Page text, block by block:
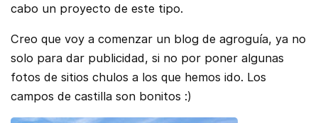
cabo un proyecto de este tipo.
Creo que voy a comenzar un blog de agroguía, ya no
solo para dar publicidad, si no por poner algunas
fotos de sitios chulos a los que hemos ido. Los
campos de castilla son bonitos :)